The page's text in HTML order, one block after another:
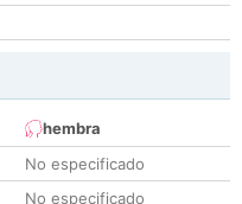
hembra
No especificado
No especificado